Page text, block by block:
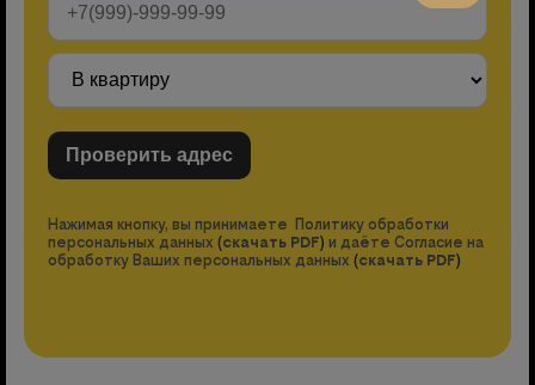
Нажимая кнопку, вы принимаете Политику обработки
персональных данных (скачать PDF) и даёте Согласие на
обработку Ваших персональных данных (скачать PDF)